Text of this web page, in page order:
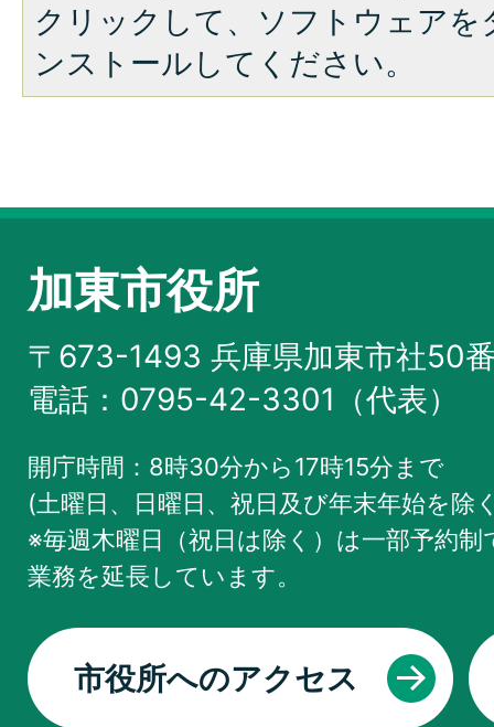
クリックして、ソフトウェア
ンストールしてください。
加東市役所
〒673-1493 兵庫県加東市社50
電話：0795-42-3301（代表）
開庁時間：8時30分から17時15分まで
(土曜日、日曜日、祝日及び年末年始を除
※毎週木曜日（祝日は除く）は一部予約
業務を延長しています。
市役所へのアクセス